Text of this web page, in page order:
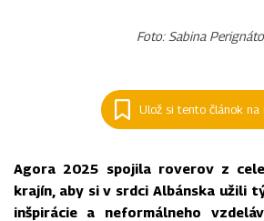
Foto: Sabina
Ulož si tento článok na
Agora 2025 spojila roverov z
krajín, aby si v srdci Albánska užili
inšpirácie a neformálneho